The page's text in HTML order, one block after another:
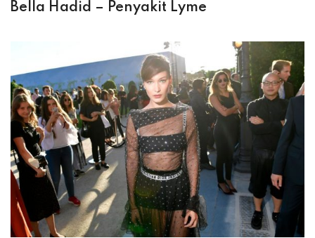
Bella Hadid – Penyakit Lyme